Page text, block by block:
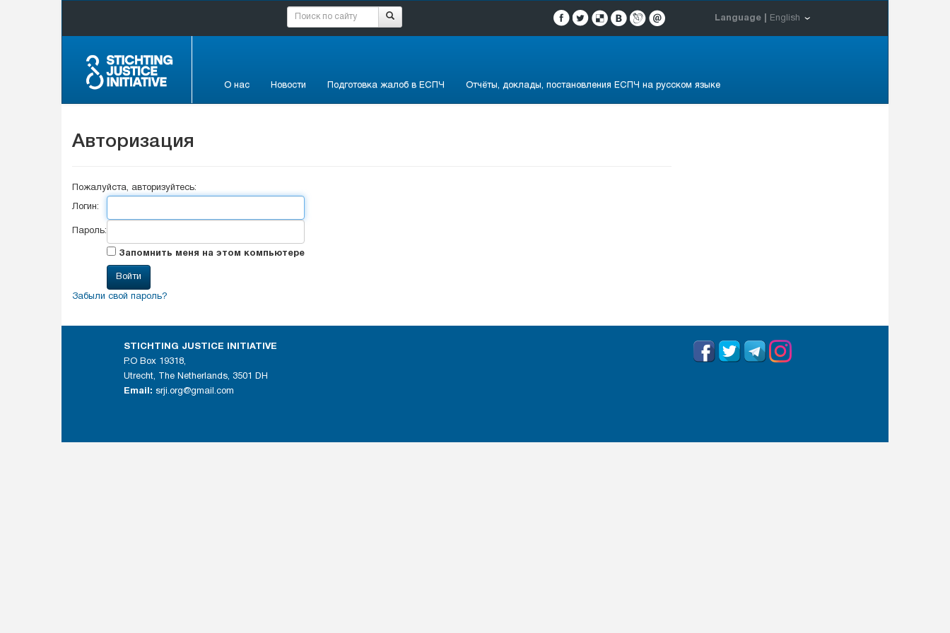
Language | English
О нас Новости Подготовка жалоб в ЕСПЧ Отчёты, доклады, постановления ЕСПЧ на русском языке
Авторизация
Пожалуйста, авторизуйтесь:
Логин:
Пароль:
Запомнить меня на этом компьютере
Забыли свой пароль?
STICHTING JUSTICE INITIATIVE
P.O Box 19318,
Utrecht, The Netherlands, 3501 DH
Email: srji.org@gmail.com